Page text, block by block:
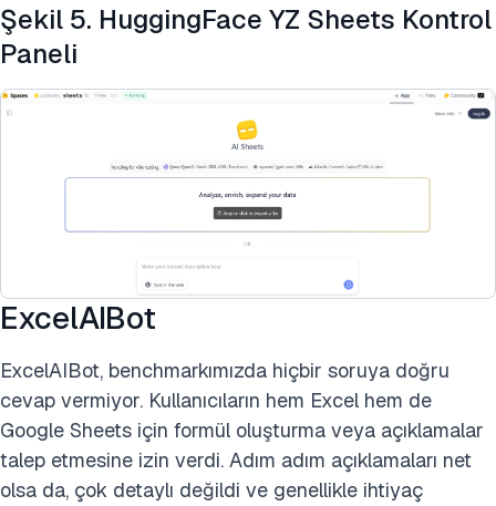
Şekil 5. HuggingFace YZ Sheets Kontrol
Paneli
ExcelAIBot
ExcelAIBot, benchmarkımızda hiçbir soruya doğru
cevap vermiyor. Kullanıcıların hem Excel hem de
Google Sheets için formül oluşturma veya açıklamalar
talep etmesine izin verdi. Adım adım açıklamaları net
olsa da, çok detaylı değildi ve genellikle ihtiyaç